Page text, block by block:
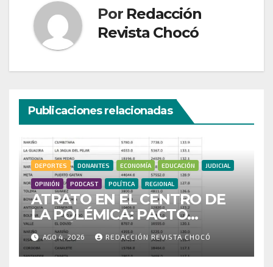
Por Redacción
Revista Chocó
Publicaciones relacionadas
DEPORTES DONANTES ECONOMÍA EDUCACIÓN JUDICIAL
OPINIÓN PODCAST POLÍTICA REGIONAL
ATRATO EN EL CENTRO DE
LA POLÉMICA: PACTO
HISTÓRICO CUESTIONA
CENSO ELECTORAL Y PIDE
INVESTIGAR PRESUNTO
AGO 4, 2026 REDACCIÓN REVISTA CHOCÓ